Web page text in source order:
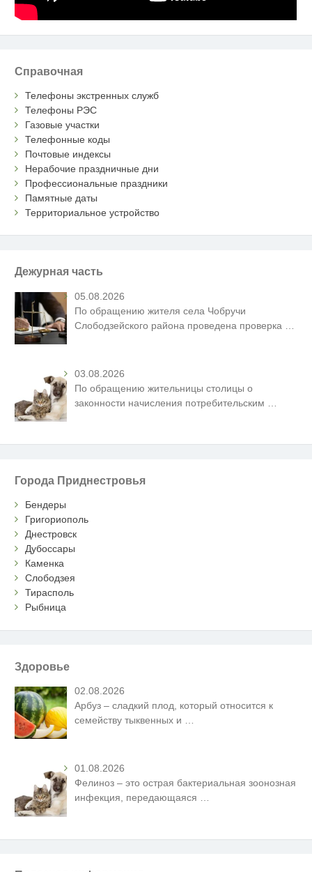
Справочная
Телефоны экстренных служб
Телефоны РЭС
Газовые участки
Телефонные коды
Почтовые индексы
Нерабочие праздничные дни
Профессиональные праздники
Памятные даты
Территориальное устройство
Дежурная часть
05.08.2026
По обращению жителя села Чобручи
Слободзейского района проведена проверка
03.08.2026
По обращению жительницы столицы о
законности начисления потребительским
Города Приднестровья
Бендеры
Григориополь
Днестровск
Дубоссары
Каменка
Слободзея
Тирасполь
Рыбница
Здоровье
02.08.2026
Арбуз – сладкий плод, который относится к
семейству тыквенных и
01.08.2026
Фелиноз – это острая бактериальная зоонозная
инфекция, передающаяся …